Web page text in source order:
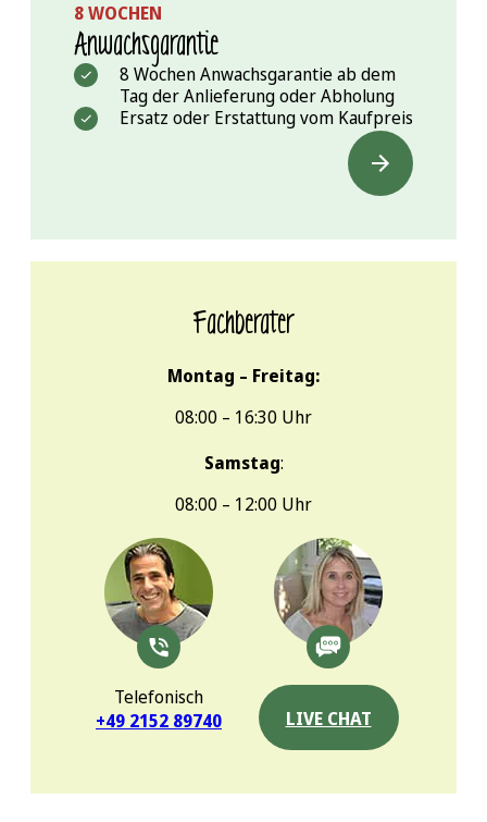
8 WOCHEN
Anwachs­garantie
8 Wochen Anwachsgarantie ab dem
Tag der Anlieferung oder Abholung
Ersatz oder Erstattung vom Kaufpreis
Fachberater
Montag – Freitag:
08:00 – 16:30 Uhr
Samstag:
08:00 – 12:00 Uhr
Telefonisch
+49 2152 89740
LIVE CHAT